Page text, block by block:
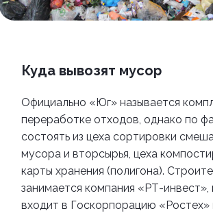
Куда вывозят мусор
Официально « Юг» называется
переработке отходов, однако по
состоять из цеха сортировки
мусора и вторсырья, цеха
карты хранения (полигона).
занимается компания « РТ-инвест»,
входит в Госкорпорацию « Ростех»